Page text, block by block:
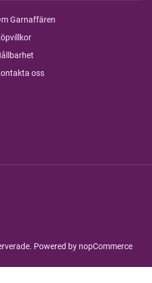
Garnaffären
oss
Powered by nopCommerce